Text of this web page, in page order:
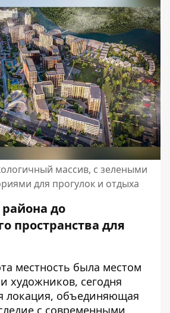
массив, с зелеными
для прогулок и отдыха
до
пространства для
местность была местом
художников, сегодня
локация, объединяющая
с современными